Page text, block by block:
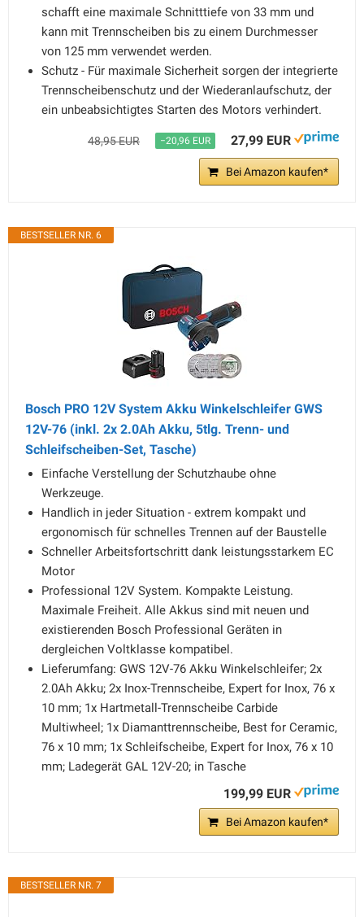
schafft eine maximale Schnitttiefe von 33 mm und
kann mit Trennscheiben bis zu einem Durchmesser
von 125 mm verwendet werden.
Schutz - Für maximale Sicherheit sorgen der integrierte
Trennscheibenschutz und der Wiederanlaufschutz, der
ein unbeabsichtigtes Starten des Motors verhindert.
48,95 EUR −20,96 EUR 27,99 EUR
Bei Amazon kaufen*
BESTSELLER NR. 6
Bosch PRO 12V System Akku Winkelschleifer GWS
12V-76 (inkl. 2x 2.0Ah Akku, 5tlg. Trenn- und
Schleifscheiben-Set, Tasche)
Einfache Verstellung der Schutzhaube ohne
Werkzeuge.
Handlich in jeder Situation - extrem kompakt und
ergonomisch für schnelles Trennen auf der Baustelle
Schneller Arbeitsfortschritt dank leistungsstarkem EC
Motor
Professional 12V System. Kompakte Leistung.
Maximale Freiheit. Alle Akkus sind mit neuen und
existierenden Bosch Professional Geräten in
dergleichen Voltklasse kompatibel.
Lieferumfang: GWS 12V-76 Akku Winkelschleifer; 2x
2.0Ah Akku; 2x Inox-Trennscheibe, Expert for Inox, 76 x
10 mm; 1x Hartmetall-Trennscheibe Carbide
Multiwheel; 1x Diamanttrennscheibe, Best for Ceramic,
76 x 10 mm; 1x Schleifscheibe, Expert for Inox, 76 x 10
mm; Ladegerät GAL 12V-20; in Tasche
199,99 EUR
Bei Amazon kaufen*
BESTSELLER NR. 7